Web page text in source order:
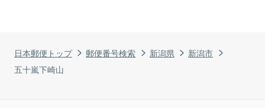
日本郵便トップ 郵便番号検索 新潟県
新潟市
五十嵐下崎山